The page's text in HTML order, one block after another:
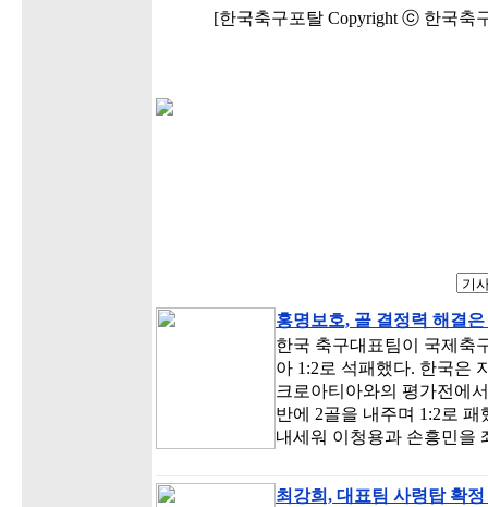
[한국축구포탈 Copyright ⓒ 한국축
홍명보호, 골 결정력 해결
한국 축구대표팀이 국제축
아 1:2로 석패했다. 한국은
크로아티아와의 평가전에
반에 2골을 내주며 1:2로
내세워 이청용과 손흥민을
최강희, 대표팀 사령탑 확정